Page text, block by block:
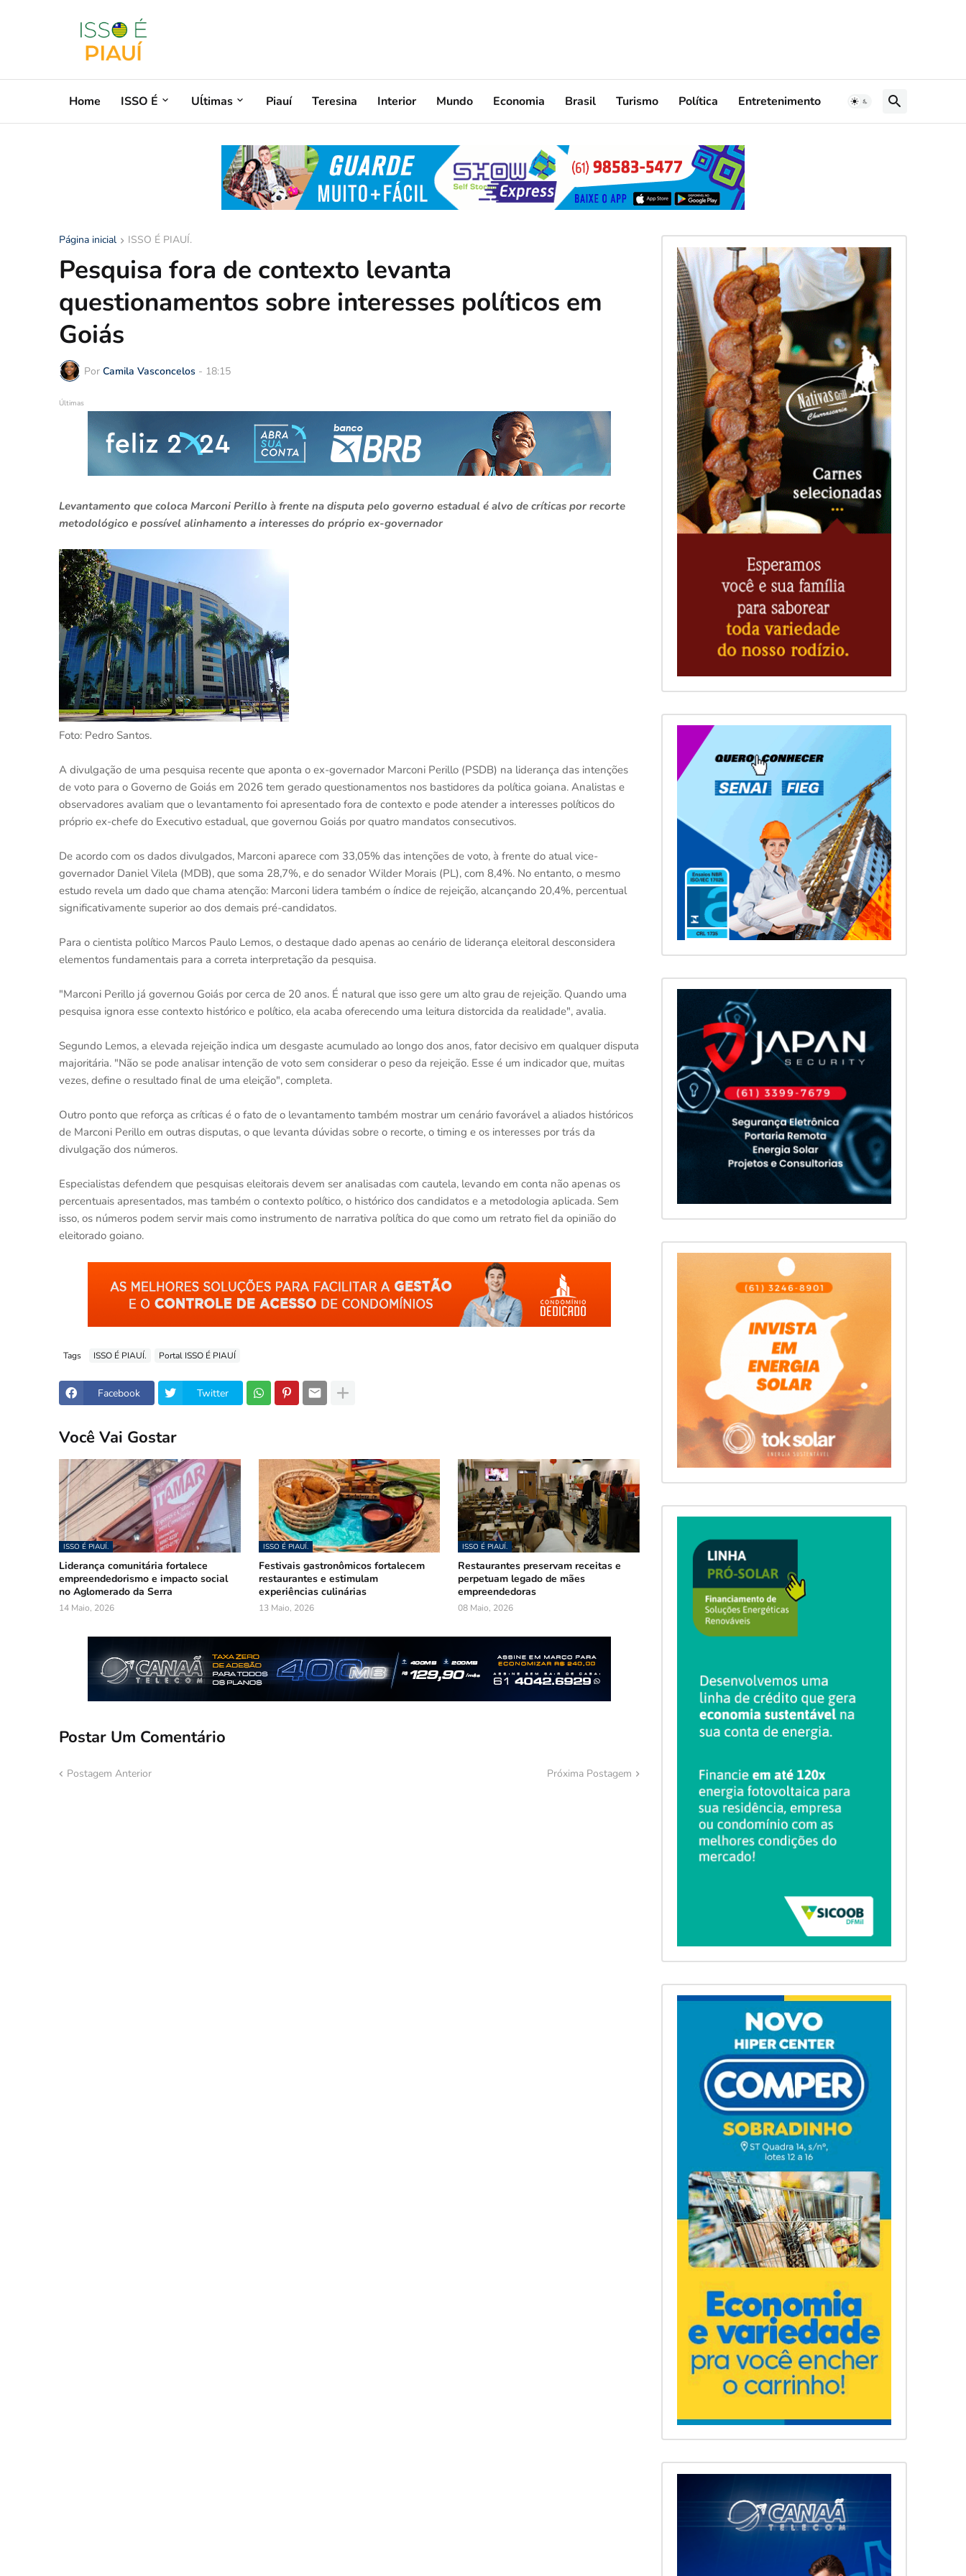
Home ISSO É Uĺtimas Piauí Teresina Interior Mundo Economia Brasil Turismo Política Entretenimento
Página inicial ISSO É PIAUÍ.
Pesquisa fora de contexto levanta
questionamentos sobre interesses políticos em
Goiás
Por Camila Vasconcelos - 18:15
Últimas
Levantamento que coloca Marconi Perillo à frente na disputa pelo governo estadual é alvo de críticas por recorte
metodológico e possível alinhamento a interesses do próprio ex-governador
Foto: Pedro Santos.
A divulgação de uma pesquisa recente que aponta o ex-governador Marconi Perillo (PSDB) na liderança das intenções
de voto para o Governo de Goiás em 2026 tem gerado questionamentos nos bastidores da política goiana. Analistas e
observadores avaliam que o levantamento foi apresentado fora de contexto e pode atender a interesses políticos do
próprio ex-chefe do Executivo estadual, que governou Goiás por quatro mandatos consecutivos.
De acordo com os dados divulgados, Marconi aparece com 33,05% das intenções de voto, à frente do atual vice-
governador Daniel Vilela (MDB), que soma 28,7%, e do senador Wilder Morais (PL), com 8,4%. No entanto, o mesmo
estudo revela um dado que chama atenção: Marconi lidera também o índice de rejeição, alcançando 20,4%, percentual
significativamente superior ao dos demais pré-candidatos.
Para o cientista político Marcos Paulo Lemos, o destaque dado apenas ao cenário de liderança eleitoral desconsidera
elementos fundamentais para a correta interpretação da pesquisa.
"Marconi Perillo já governou Goiás por cerca de 20 anos. É natural que isso gere um alto grau de rejeição. Quando uma
pesquisa ignora esse contexto histórico e político, ela acaba oferecendo uma leitura distorcida da realidade", avalia.
Segundo Lemos, a elevada rejeição indica um desgaste acumulado ao longo dos anos, fator decisivo em qualquer disputa
majoritária. "Não se pode analisar intenção de voto sem considerar o peso da rejeição. Esse é um indicador que, muitas
vezes, define o resultado final de uma eleição", completa.
Outro ponto que reforça as críticas é o fato de o levantamento também mostrar um cenário favorável a aliados históricos
de Marconi Perillo em outras disputas, o que levanta dúvidas sobre o recorte, o timing e os interesses por trás da
divulgação dos números.
Especialistas defendem que pesquisas eleitorais devem ser analisadas com cautela, levando em conta não apenas os
percentuais apresentados, mas também o contexto político, o histórico dos candidatos e a metodologia aplicada. Sem
isso, os números podem servir mais como instrumento de narrativa política do que como um retrato fiel da opinião do
eleitorado goiano.
Tags ISSO É PIAUÍ. Portal ISSO É PIAUÍ
Facebook Twitter
Você Vai Gostar
ISSO É PIAUÍ.
Liderança comunitária fortalece
empreendedorismo e impacto social
no Aglomerado da Serra
14 Maio, 2026
ISSO É PIAUÍ.
Festivais gastronômicos fortalecem
restaurantes e estimulam
experiências culinárias
13 Maio, 2026
ISSO É PIAUÍ.
Restaurantes preservam receitas e
perpetuam legado de mães
empreendedoras
08 Maio, 2026
Postar Um Comentário
Postagem Anterior Próxima Postagem